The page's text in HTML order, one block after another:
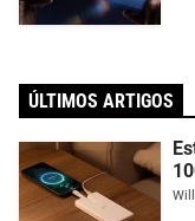
ÚLTIMOS ARTIGOS